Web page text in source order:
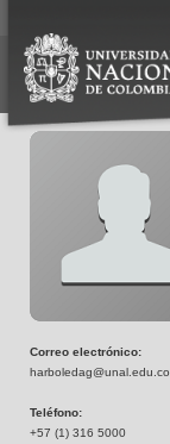
Correo electrónico:
harboledag@unal.edu.co
Teléfono:
+57 (1) 316 5000